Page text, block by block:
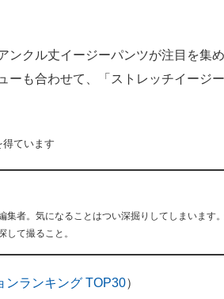
クル丈イージーパンツが注目を集
も合わせて、「ストレッチイージー
ています
集者。気になることはつい深掘りしてしまいます
して撮ること。
ンランキング TOP30）